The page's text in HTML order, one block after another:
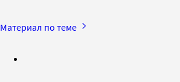
Материал по теме